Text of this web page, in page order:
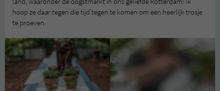
hoop ze daar tegen die tijd tegen te komen om een heerlijk trosje
te proeven.